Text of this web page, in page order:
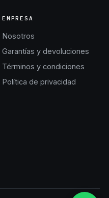
EMPRESA
Nosotros
Garantías y devoluciones
Términos y condiciones
Política de privacidad